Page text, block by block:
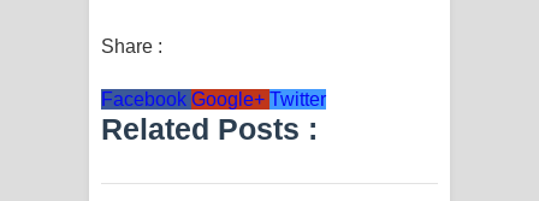
Share :
Facebook Google+ Twitter
Related Posts :